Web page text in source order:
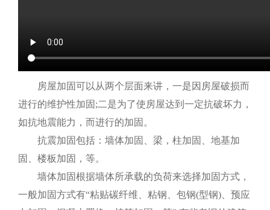
房屋加固可以从两个层面来讲，一是因房屋破损而
进行的维护性加固;二是为了使房屋达到一定抗破坏力，
如抗地震能力，而进行的加固。
抗震加固包括：墙体加固、梁，柱加固、地基加
固、楼板加固，等。
墙体加固根据墙体所承载的负荷来选择加固方式，
一般加固方式有“粘贴碳纤维、粘钢、包钢(型钢)、预应